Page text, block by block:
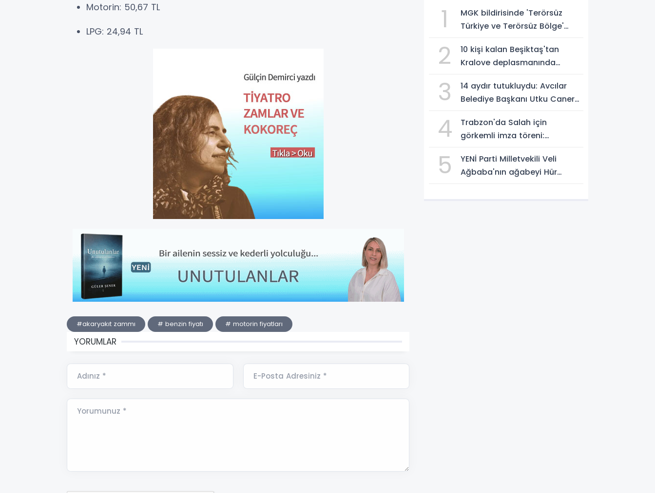
Motorin: 50,67 TL
LPG: 24,94 TL
#akaryakıt zammı # benzin fiyatı # motorin fiyatları
YORUMLAR
Adınız * E-Posta Adresiniz *
Yorumunuz *
1
MGK bildirisinde 'Terörsüz
Türkiye ve Terörsüz Bölge'
2
10 kişi kalan Beşiktaş'tan
Kralove deplasmanında
3
14 aydır tutukluydu: Avcılar
Belediye Başkanı Utku Caner
4
Trabzon'da Salah için
görkemli imza töreni:
sabırsızlanıyorum'
5
YENİ Parti Milletvekili Veli
Ağbaba'nın ağabeyi Hür